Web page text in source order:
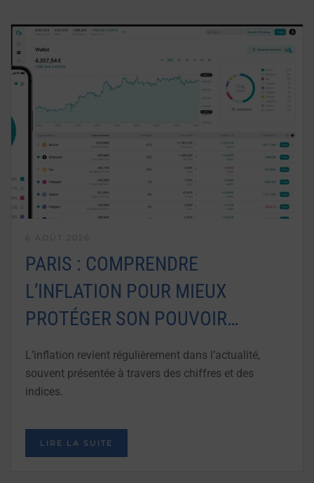
PARIS : COMPRENDRE
L’INFLATION POUR MIEUX
PROTÉGER SON POUVOIR…
L’inflation revient régulièrement dans l’actualité,
souvent présentée à travers des chiffres et des
indices.
LIRE LA SUITE